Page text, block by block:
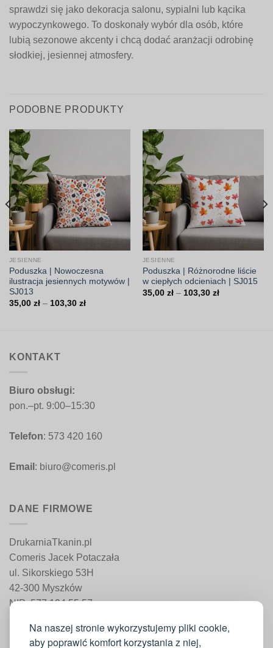
Na naszej stronie wykorzystujemy pliki cookie,
aby poprawić komfort korzystania z niej,
sprawdzi się jako dekoracja salonu, sypialni lub kącika
wypoczynkowego. To doskonały wybór dla osób, które
lubią sezonowe akcenty i chcą dodać aranżacji odrobinę
słodkiej, jesiennej atmosfery.
PODOBNE PRODUKTY
JESIENNE
Poduszka | Nowoczesna
ilustracja jesiennych motywów |
SJ013
35,00 zł – 103,30 złZakres
JESIENNE
Poduszka | Różnorodne liście
w ciepłych odcieniach | SJ015
35,00 zł – 103,30 złZakres
KONTAKT
Biuro obsługi:
pon.–pt. 9:00–15:30
Telefon: 573 420 160
Email : biuro@comeris.pl
DANE FIRMOWE
DrukarniaTkanin.pl
Comeris Jacek Potaczała
ul. Sikorskiego 53H
42-300 Myszków
NIP: 577 194 55 57